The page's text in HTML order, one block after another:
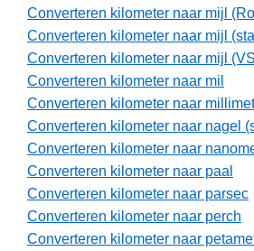
Converteren kilometer naar mijl
Converteren kilometer naar mijl
Converteren kilometer naar mijl
Converteren kilometer naar mil
Converteren kilometer naar
Converteren kilometer naar nagel
Converteren kilometer naar
Converteren kilometer naar paal
Converteren kilometer naar parsec
Converteren kilometer naar perch
Converteren kilometer naar